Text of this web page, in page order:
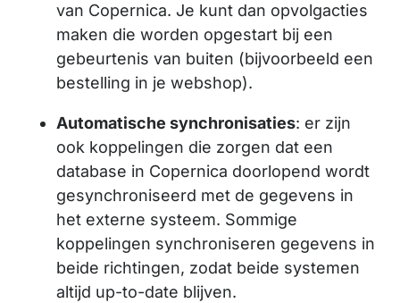
van Copernica. Je kunt dan opvolgacties
maken die worden opgestart bij een
gebeurtenis van buiten (bijvoorbeeld een
bestelling in je webshop).
Automatische synchronisaties: er zijn
ook koppelingen die zorgen dat een
database in Copernica doorlopend wordt
gesynchroniseerd met de gegevens in
het externe systeem. Sommige
koppelingen synchroniseren gegevens in
beide richtingen, zodat beide systemen
altijd up-to-date blijven.